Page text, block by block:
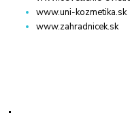
www.uni-kozmetika.sk
www.zahradnicek.sk